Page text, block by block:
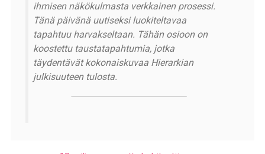
ihmisen näkökulmasta verkkainen prosessi.
Tänä päivänä uutiseksi luokiteltavaa
tapahtuu harvakseltaan. Tähän osioon on
koostettu taustatapahtumia, jotka
täydentävät kokonaiskuvaa Hierarkian
julkisuuteen tulosta.